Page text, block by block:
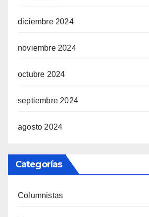
diciembre 2024
noviembre 2024
octubre 2024
septiembre 2024
agosto 2024
Categorías
Columnistas